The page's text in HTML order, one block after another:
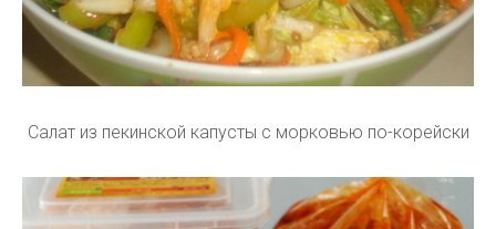
Салат из пекинской капусты с морковью по-корейски